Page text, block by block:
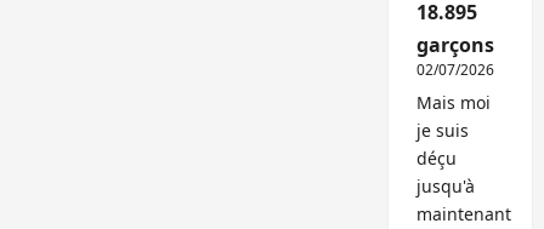
18.895
garçons
02/07/2026
Mais moi
je suis
déçu
jusqu'à
maintenant